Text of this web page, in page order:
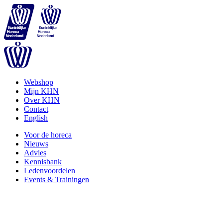
Webshop
Mijn KHN
Over KHN
Contact
English
Voor de horeca
Nieuws
Advies
Kennisbank
Ledenvoordelen
Events & Trainingen